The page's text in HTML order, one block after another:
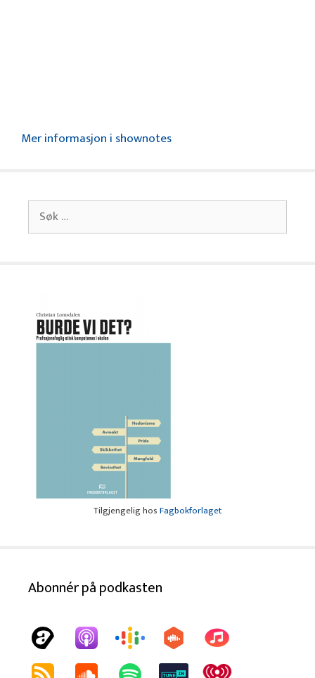
Mer informasjon i shownotes
Søk
etter:
Tilgjengelig hosFagbokforlaget
Abonnér på podkasten